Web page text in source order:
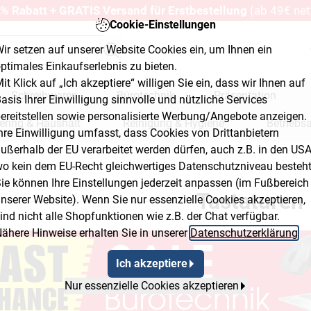
Cookie-Einstellungen
setzen auf unserer Website Cookies ein, um Ihnen ein
Einkaufserlebnis zu bieten.
Klick auf „Ich akzeptiere“ willigen Sie ein, dass wir Ihnen auf
Ihrer Einwilligung sinnvolle und nützliche Services
sowie personalisierte Werbung/Angebote anzeigen.
Einwilligung umfasst, dass Cookies von Drittanbietern
der EU verarbeitet werden dürfen, auch z.B. in den
kein dem EU-Recht gleichwertiges Datenschutzniveau
können Ihre Einstellungen jederzeit anpassen (im Fußbereich
Website). Wenn Sie nur essenzielle Cookies akzeptieren,
nicht alle Shopfunktionen wie z.B. der Chat verfügbar.
Hinweise erhalten Sie in unsererDatenschutzerklärung.
Ich akzeptiere
Nur essenzielle Cookies akzeptieren
Rabatt + GRATIS Versand für Erstbestellung (ab 49€
Schreibwaren Bürotechnik Präsentation
& Haushalt Reinigung & Hygiene
& Baumarkt
2
Tastaturen